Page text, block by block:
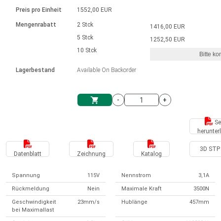
Einheitssystem
Hubmagnete
230 - 50 Hz | 110 - 60 Hz
Drehzahlregelung für die AIS-Serie
Bürstenlose Gleichstrommotoren
mit Planetengetriebe und internem
Ø 28-42| 1-1400 rpm | <= 290Ncm
Bürstenlose DC Motor Controller
Gleichstrommotoren mit
Schneckengetriebe und Bürsten
Ø43-124mm | 31-425rpm | ≤ 41Nm
Treiber für Gleichstrommotoren mit
Synchron-Asynchron | für 1-4 Elektrozylinder
Synchron-Asynchron | für 1-4 Elektrozylinder
Français (EUR)
Norsk (NOK)
Suomi (EUR)
Svenska (SEK)
Preis pro Einheit
Mengenrabatt
Lagerbestand
1552,00 EUR
2 Stck
5 Stck
10 Stck
Available On Backorder
1416,00 EUR
1252,50 EUR
Bitte
- +
Datenblatt Zeichnung Katalog
3D STP
Spannung 115V Nennstrom 3,1A
Rückmeldung Nein Maximale Kraft 3500N
Geschwindigkeit
bei Maximallast
23mm/s Hublänge 457mm